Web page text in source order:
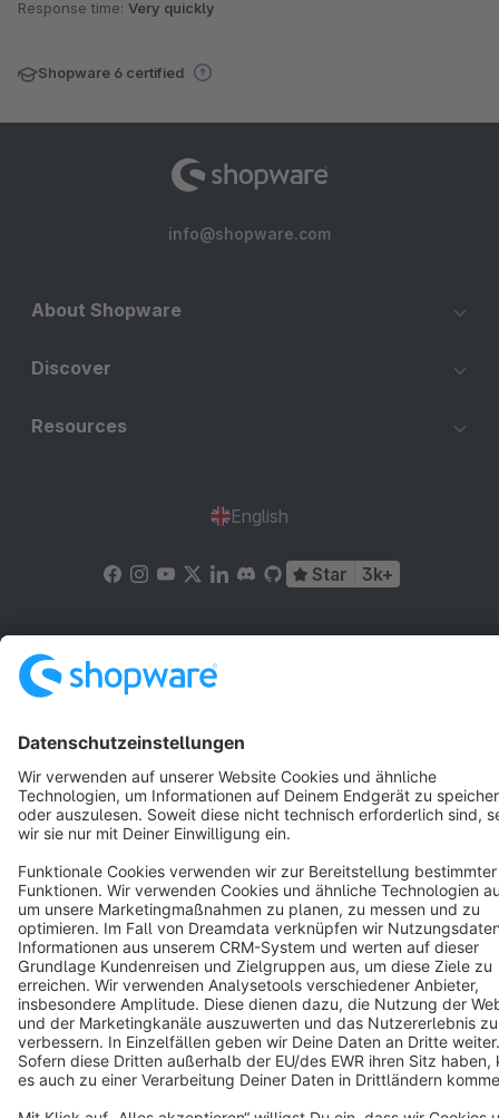
Response time: Very quickly
Shopware 6 certified
info@shopware.com
About Shopware
Discover
Resources
English
Star 3k+
Terms & Conditions
Notice: * All prices are quoted net of the statutory value-added tax